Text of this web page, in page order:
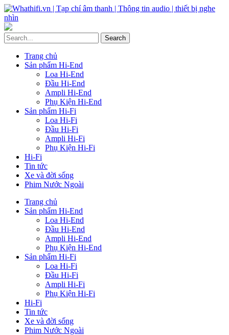
Trang chủ
Sản phẩm Hi-End
Loa Hi-End
Đầu Hi-End
Ampli Hi-End
Phụ Kiện Hi-End
Sản phẩm Hi-Fi
Loa Hi-Fi
Đầu Hi-Fi
Ampli Hi-Fi
Phụ Kiện Hi-Fi
Hi-Fi
Tin tức
Xe và đời sống
Phim Nước Ngoài
Trang chủ
Sản phẩm Hi-End
Loa Hi-End
Đầu Hi-End
Ampli Hi-End
Phụ Kiện Hi-End
Sản phẩm Hi-Fi
Loa Hi-Fi
Đầu Hi-Fi
Ampli Hi-Fi
Phụ Kiện Hi-Fi
Hi-Fi
Tin tức
Xe và đời sống
Phim Nước Ngoài